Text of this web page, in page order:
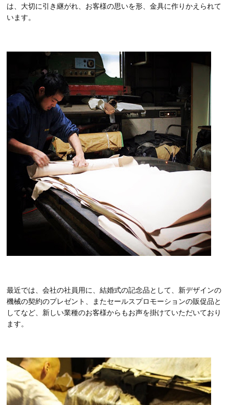
は、大切に引き継がれ、お客様の思いを形、金具に作りかえられて
います。
最近では、会社の社員用に、結婚式の記念品として、新デザインの
機械の契約のプレゼント、またセールスプロモーションの販促品と
してなど、新しい業種のお客様からもお声を掛けていただいており
ます。